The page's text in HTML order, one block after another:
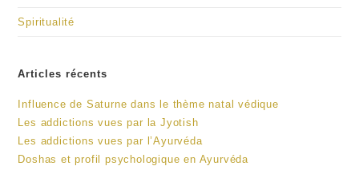
Spiritualité
Articles récents
Influence de Saturne dans le thème natal védique
Les addictions vues par la Jyotish
Les addictions vues par l’Ayurvéda
Doshas et profil psychologique en Ayurvéda